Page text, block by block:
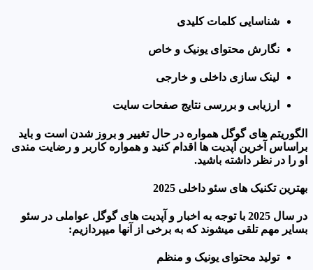
شناسایی کلمات کلیدی
نگارش محتوای یونیک و خاص
لینک سازی داخلی و خارجی
ارزیابی و بررسی نتایج صفحات سایت
الگوریتم های گوگل همواره در حال تغییر و بروز شدن است و باید
براساس آخرین آپدیت ها اقدام کنید و همواره کاربر و رضایت مندی
او را در نظر داشته باشید.
بهترین تکنیک های سئو داخلی 2025
در سال 2025 با توجه به اخبار و آپدیت های گوگل عواملی در سئو
بسایر مهم تلقی میشوند که به برخی از آنها میپردازیم:
تولید محتوای یونیک و منظم